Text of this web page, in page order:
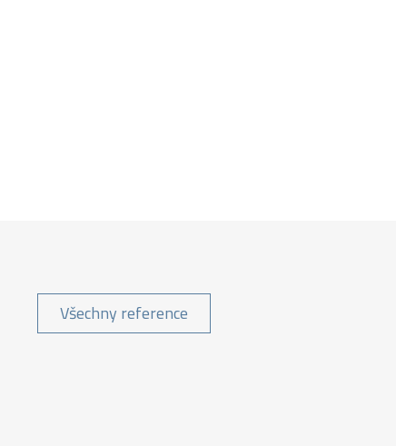
Všechny reference